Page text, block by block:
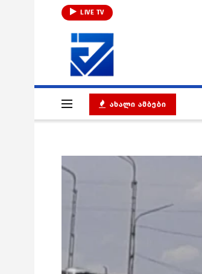
LIVE TV
ᲐᲮᲐᲚᲘ ᲐᲛᲑᲔᲑᲘ